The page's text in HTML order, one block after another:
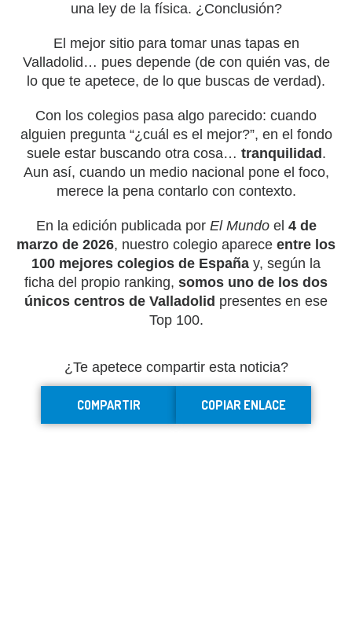
una ley de la física. ¿Conclusión?
El mejor sitio para tomar unas tapas en
Valladolid… pues depende (de con quién vas, de
lo que te apetece, de lo que buscas de verdad).
Con los colegios pasa algo parecido: cuando
alguien pregunta “¿cuál es el mejor?”, en el fondo
suele estar buscando otra cosa… tranquilidad .
Aun así, cuando un medio nacional pone el foco,
merece la pena contarlo con contexto.
En la edición publicada por El Mundoel 4 de
marzo de 2026, nuestro colegio aparece entre los
100 mejores colegios de España y, según la
ficha del propio ranking, somos uno de los dos
únicos centros de Valladolid presentes en ese
Top 100.
¿Te apetece compartir esta noticia?
COMPARTIR COPIAR ENLACE